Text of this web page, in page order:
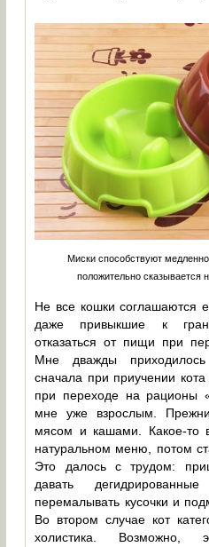
Миски способствуют
положительно сказывается
Не все кошки соглашаются
даже привыкшие к
отказаться от пищи при
Мне дважды
сначала при приучении
при переходе на рационы
мне уже взрослым.
мясом и кашами. Какое-то
натуральном меню, потом
Это далось с трудом:
давать
перемалывать кусочки и
Во втором случае кот
холистика. Возможно,